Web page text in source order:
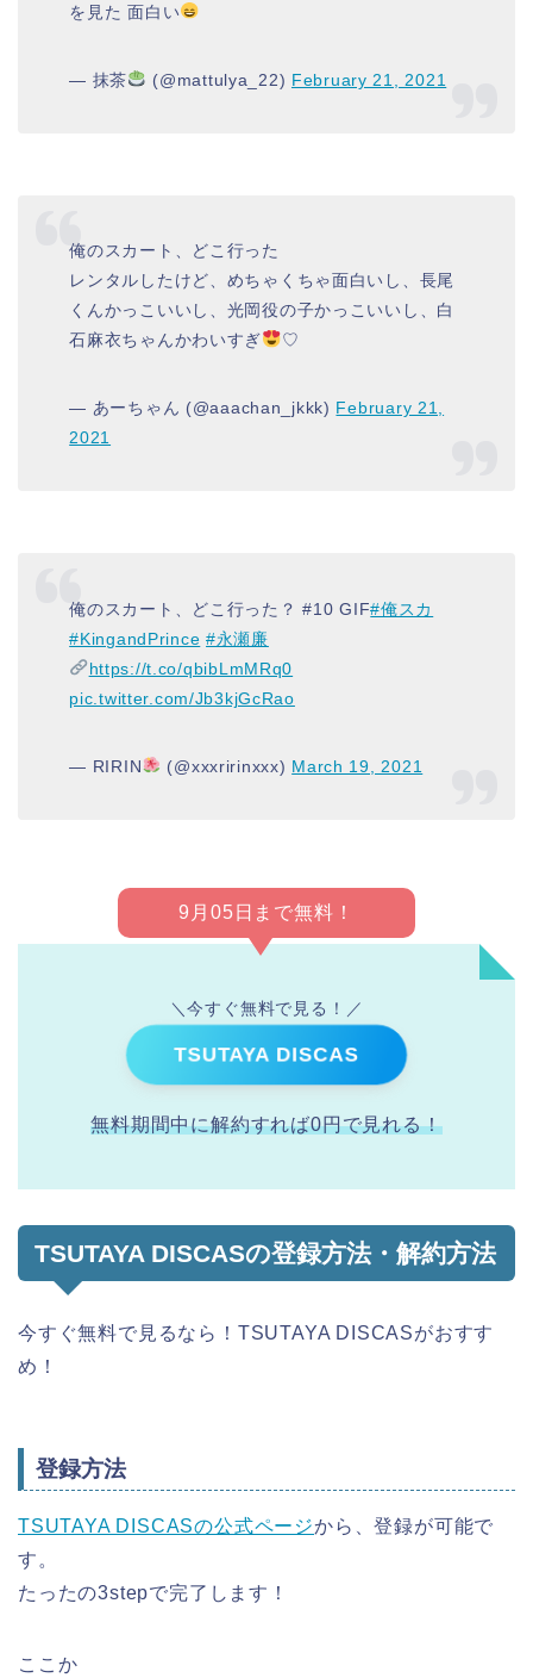
を見た 面白い
— 抹茶 (@mattulya_22) February 21, 2021
俺のスカート、どこ行った
レンタルしたけど、めちゃくちゃ面白いし、長尾
くんかっこいいし、光岡役の子かっこいいし、白
石麻衣ちゃんかわいすぎ
♡
— あーちゃん (@aaachan_jkkk) February 21,
2021
俺のスカート、どこ行った？ #10 GIF#俺スカ
#KingandPrince #永瀬廉
https://t.co/qbibLmMRq0
pic.twitter.com/Jb3kjGcRao
— RIRIN (@xxxririnxxx) March 19, 2021
9月05日まで無料！
＼今すぐ無料で見る！／
TSUTAYA DISCAS
無料期間中に解約すれば0円で見れる！
TSUTAYA DISCASの登録方法・解約方法
今すぐ無料で見るなら！TSUTAYA DISCASがおすす
め！
登録方法
TSUTAYA DISCASの公式ページから、登録が可能で
す。
たったの3stepで完了します！
ここか